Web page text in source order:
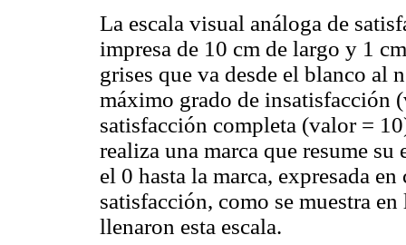
La escala visual análoga de
impresa de 10 cm de largo y 1
grises que va desde el blanco al
máximo grado de insatisfacción
satisfacción completa (valor =
realiza una marca que resume
el 0 hasta la marca, expresada
satisfacción, como se muestra
llenaron esta escala.